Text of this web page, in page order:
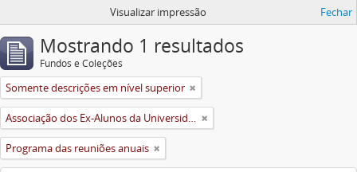
Visualizar impressão Fechar
Mostrando 1 resultados
Fundos e Coleções
Somente descrições em nível superior
Associação dos Ex-Alunos da Universidade Federal de Viçosa (AEA)
Programa das reuniões anuais